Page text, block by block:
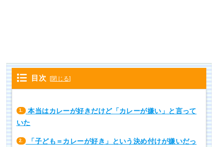
目次 [閉じる]
1.
本当はカレーが好きだけど「カレーが嫌い」と言って
いた
2.
「子ども＝カレーが好き」という決め付けが嫌いだっ